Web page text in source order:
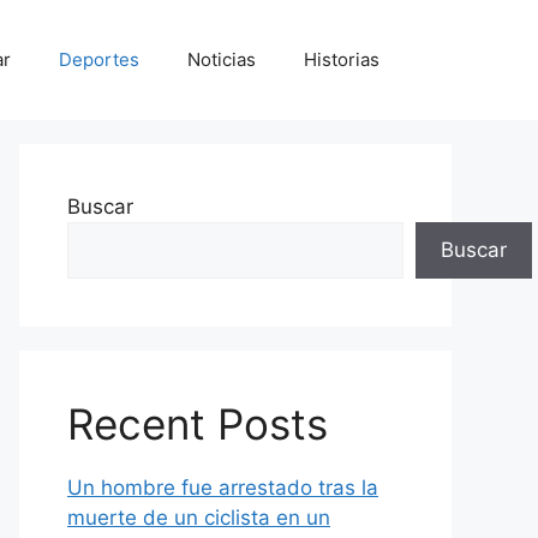
Deportes Noticias Historias
Buscar
Buscar
Recent Posts
Un hombre fue arrestado tras la
muerte de un ciclista en un